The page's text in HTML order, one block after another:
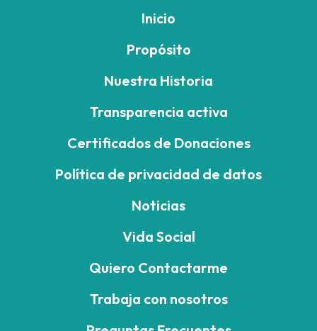
Inicio
Propósito
Nuestra Historia
Transparencia activa
Certificados de Donaciones
Política de privacidad de datos
Noticias
Vida Social
Quiero Contactarme
Trabaja con nosotros